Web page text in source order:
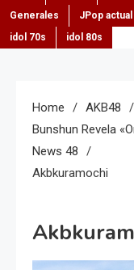
Generales
JPop actual
idol 70s
idol 80s
Home
AKB48
Bunshun Revela
News 48
Akbkuramochi